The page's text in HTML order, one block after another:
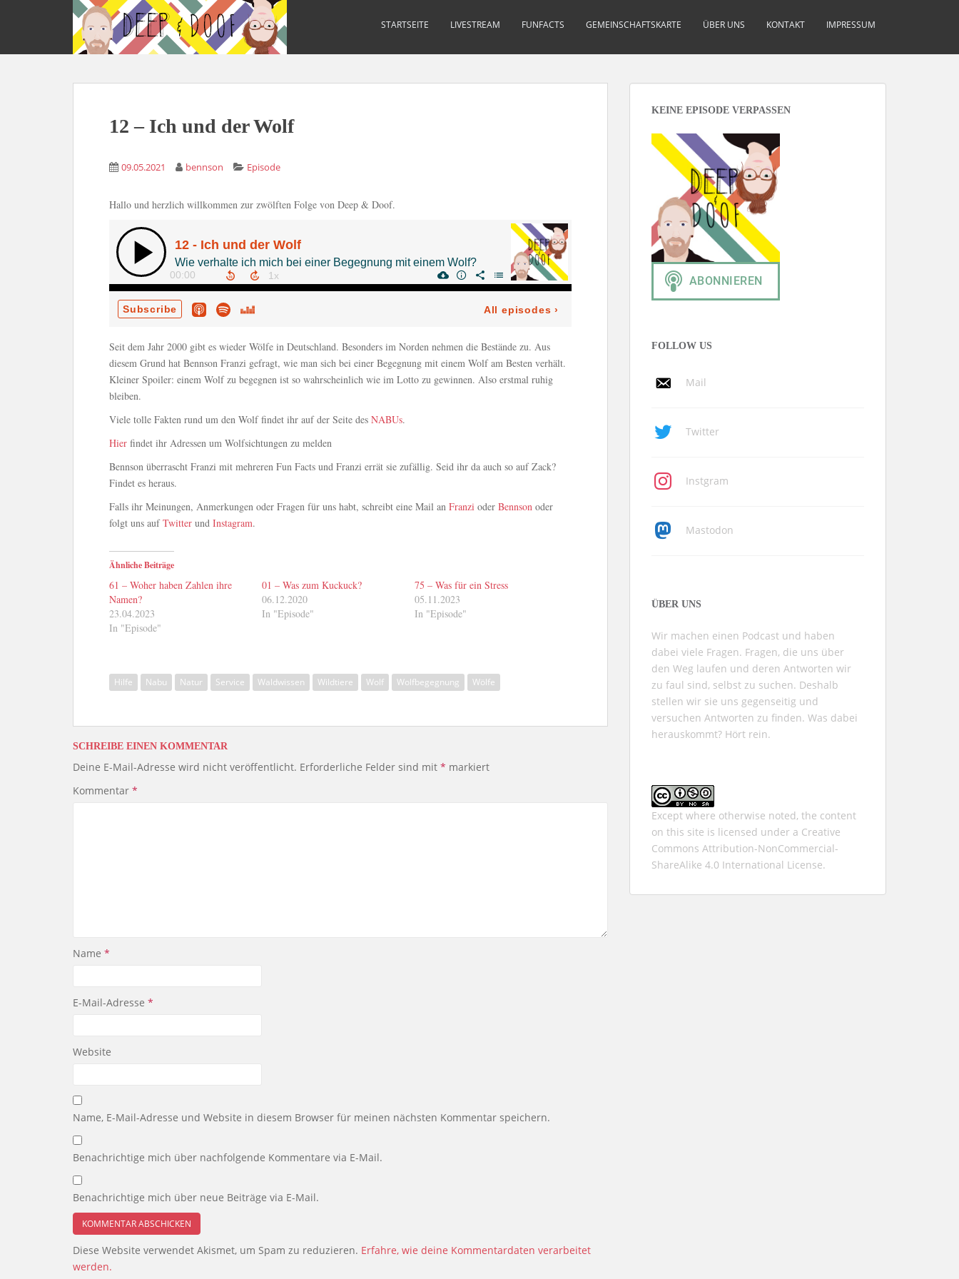
p
STARTSEITE LIVESTREAM FUNFACTS GEMEINSCHAFTSKARTE ÜBER UNS KONTAKT IMPRESSUM
12 – Ich und der Wolf
09.05.2021 bennson Episode
Hallo und herzlich willkommen zur zwölften Folge von Deep & Doof.
Seit dem Jahr 2000 gibt es wieder Wölfe in Deutschland. Besonders im Norden nehmen die Bestände zu. Aus
diesem Grund hat Bennson Franzi gefragt, wie man sich bei einer Begegnung mit einem Wolf am Besten verhält.
Kleiner Spoiler: einem Wolf zu begegnen ist so wahrscheinlich wie im Lotto zu gewinnen. Also erstmal ruhig
bleiben.
Viele tolle Fakten rund um den Wolf findet ihr auf der Seite des NABUs.
Hier findet ihr Adressen um Wolfsichtungen zu melden
Bennson überrascht Franzi mit mehreren Fun Facts und Franzi errät sie zufällig. Seid ihr da auch so auf Zack?
Findet es heraus.
Falls ihr Meinungen, Anmerkungen oder Fragen für uns habt, schreibt eine Mail an Franzi oder Bennson oder
folgt uns aufTwitter und Instagram.
Ähnliche Beiträge
61 – Woher haben Zahlen ihre
Namen?
23.04.2023
In "Episode"
01 – Was zum Kuckuck?
06.12.2020
In "Episode"
75 – Was für ein Stress
05.11.2023
In "Episode"
Hilfe Nabu Natur Service Waldwissen Wildtiere Wolf Wolfbegegnung Wölfe
SCHREIBE EINEN KOMMENTAR
Deine E-Mail-Adresse wird nicht veröffentlicht. Erforderliche Felder sind mit * markiert
Kommentar *
Name *
E-Mail-Adresse *
Website
Name, E-Mail-Adresse und Website in diesem Browser für meinen nächsten Kommentar speichern.
Benachrichtige mich über nachfolgende Kommentare via E-Mail.
Benachrichtige mich über neue Beiträge via E-Mail.
Diese Website verwendet Akismet, um Spam zu reduzieren. Erfahre, wie deine Kommentardaten verarbeitet
werden.
KEINE EPISODE VERPASSEN
FOLLOW US
Mail
Twitter
Instgram
Mastodon
ÜBER UNS
Wir machen einen Podcast und haben
dabei viele Fragen. Fragen, die uns über
den Weg laufen und deren Antworten wir
zu faul sind, selbst zu suchen. Deshalb
stellen wir sie uns gegenseitig und
versuchen Antworten zu finden. Was dabei
herauskommt? Hört rein.
Except where otherwise noted, the content
on this site is licensed under a Creative
Commons Attribution-NonCommercial-
ShareAlike 4.0 International License.